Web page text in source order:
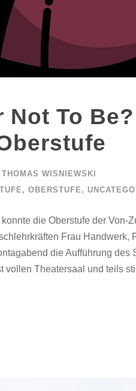
Not To
THOMAS WISNIEWSKI
, OBERSTUFE ,
die Oberstufe der Von-
Frau Handwerk,
die Aufführung des
vollen Theatersaal und teils